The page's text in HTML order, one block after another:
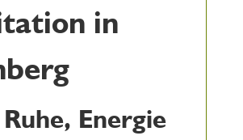
in
Energie